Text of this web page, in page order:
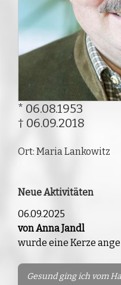
* 06.08.1953
† 06.09.2018
Ort: Maria Lankowitz
Neue Aktivitäten
06.09.2025
von Anna Jandl
wurde eine Kerze
Gesund ging ich vom